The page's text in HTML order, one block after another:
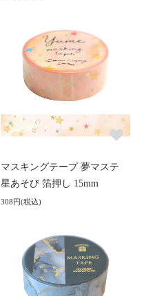
マスキングテープ 夢マステ
星あそび 箔押し 15mm
308円(税込)